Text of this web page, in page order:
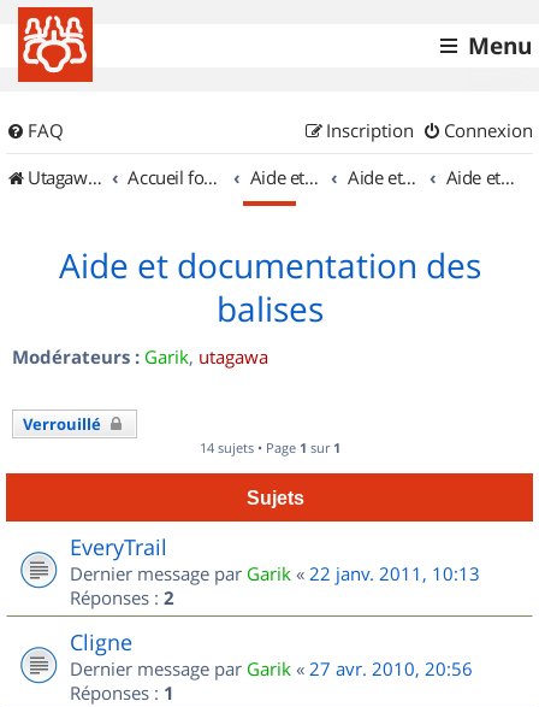
Menu
FAQ Connexion
Inscription
UtagawaVTT (Randos VTT et VTTAE avec traces GPS)
Accueil forum Aide et documentation Aide et documentation Aide et documentation des balises
Aide et documentation des
balises
Modérateurs : Garik, utagawa
Verrouillé
14 sujets • Page 1 sur 1
Sujets
EveryTrail
Dernier message par Garik « 22 janv. 2011, 10:13
Réponses : 2
Cligne
Dernier message par Garik « 27 avr. 2010, 20:56
Réponses : 1